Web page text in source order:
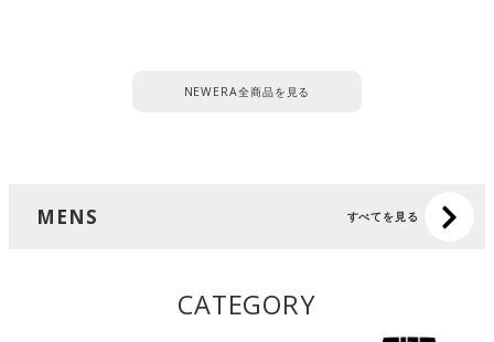
NEWERA全商品を見る
MENS すべてを見る
CATEGORY